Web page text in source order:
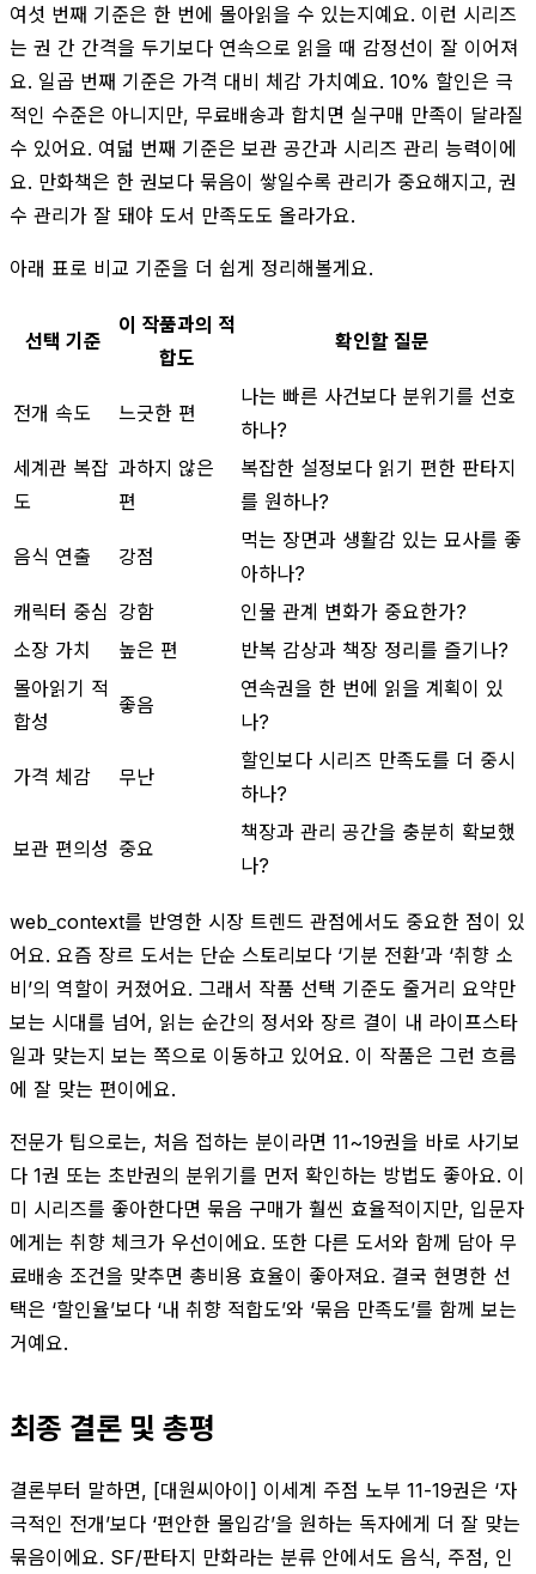
여섯 번째 기준은 한 번에 몰아읽을 수 있는지예요. 이런 시리즈
는 권 간 간격을 두기보다 연속으로 읽을 때 감정선이 잘 이어져
요. 일곱 번째 기준은 가격 대비 체감 가치예요. 10% 할인은 극
적인 수준은 아니지만, 무료배송과 합치면 실구매 만족이 달라질
수 있어요. 여덟 번째 기준은 보관 공간과 시리즈 관리 능력이에
요. 만화책은 한 권보다 묶음이 쌓일수록 관리가 중요해지고, 권
수 관리가 잘 돼야 도서 만족도도 올라가요.
아래 표로 비교 기준을 더 쉽게 정리해볼게요.
선택 기준
이 작품과의 적
합도
확인할 질문
전개 속도 느긋한 편
나는 빠른 사건보다 분위기를 선호
하나?
세계관 복잡
도
과하지 않은
편
복잡한 설정보다 읽기 편한 판타지
를 원하나?
음식 연출 강점
먹는 장면과 생활감 있는 묘사를 좋
아하나?
캐릭터 중심 강함
인물 관계 변화가 중요한가?
소장 가치
높은 편
반복 감상과 책장 정리를 즐기나?
몰아읽기 적
합성
좋음
연속권을 한 번에 읽을 계획이 있
나?
가격 체감 무난
할인보다 시리즈 만족도를 더 중시
하나?
보관 편의성 중요
책장과 관리 공간을 충분히 확보했
나?
web_context를 반영한 시장 트렌드 관점에서도 중요한 점이 있
어요. 요즘 장르 도서는 단순 스토리보다 ‘기분 전환’과 ‘취향 소
비’의 역할이 커졌어요. 그래서 작품 선택 기준도 줄거리 요약만
보는 시대를 넘어, 읽는 순간의 정서와 장르 결이 내 라이프스타
일과 맞는지 보는 쪽으로 이동하고 있어요. 이 작품은 그런 흐름
에 잘 맞는 편이에요.
전문가 팁으로는, 처음 접하는 분이라면 11~19권을 바로 사기보
다 1권 또는 초반권의 분위기를 먼저 확인하는 방법도 좋아요. 이
미 시리즈를 좋아한다면 묶음 구매가 훨씬 효율적이지만, 입문자
에게는 취향 체크가 우선이에요. 또한 다른 도서와 함께 담아 무
료배송 조건을 맞추면 총비용 효율이 좋아져요. 결국 현명한 선
택은 ‘할인율’보다 ‘내 취향 적합도’와 ‘묶음 만족도’를 함께 보는
거예요.
최종 결론 및 총평
결론부터 말하면, [대원씨아이] 이세계 주점 노부 11-19권은 ‘자
극적인 전개’보다 ‘편안한 몰입감’을 원하는 독자에게 더 잘 맞는
묶음이에요. SF/판타지 만화라는 분류 안에서도 음식, 주점, 인